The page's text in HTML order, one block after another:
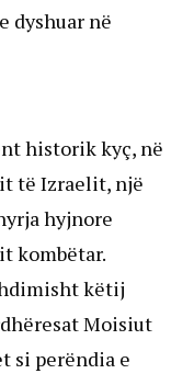
dyshuar në
historik kyç, në
të Izraelit, një
hyjnore
kombëtar.
këtij
Moisiut
si perëndia e